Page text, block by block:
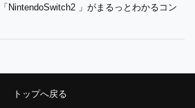
NintendoSwitch2 」がまるっとわかるコン
トップへ戻る